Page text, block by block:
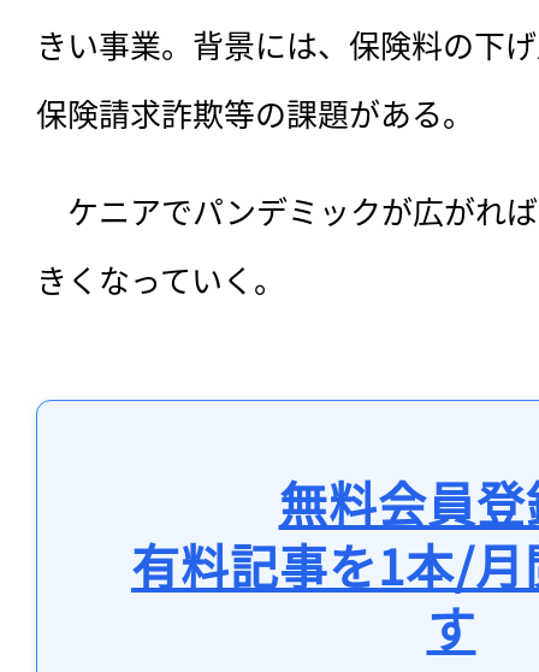
きい事業。背景には、保険料の下
保険請求詐欺等の課題がある。
ケニアでパンデミックが広がれ
きくなっていく。
無料会員
有料記事を1本/
す